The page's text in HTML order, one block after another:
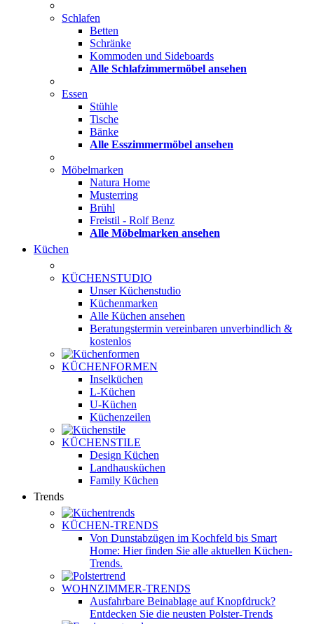
Schlafen
Betten
Schränke
Kommoden und Sideboards
Alle Schlafzimmermöbel ansehen
Essen
Stühle
Tische
Bänke
Alle Esszimmermöbel ansehen
Möbelmarken
Natura Home
Musterring
Brühl
Freistil - Rolf Benz
Alle Möbelmarken ansehen
Küchen
KÜCHENSTUDIO
Unser Küchenstudio
Küchenmarken
Alle Küchen ansehen
Beratungstermin vereinbaren unverbindlich &
kostenlos
KÜCHENFORMEN
Inselküchen
L-Küchen
U-Küchen
Küchenzeilen
KÜCHENSTILE
Design Küchen
Landhausküchen
Family Küchen
Trends
KÜCHEN-TRENDS
Von Dunstabzügen im Kochfeld bis Smart
Home: Hier finden Sie alle aktuellen Küchen-
Trends.
WOHNZIMMER-TRENDS
Ausfahrbare Beinablage auf Knopfdruck?
Entdecken Sie die neusten Polster-Trends